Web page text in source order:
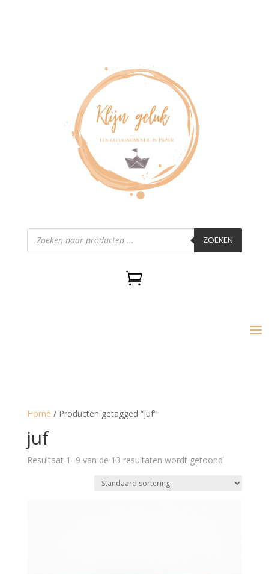
Producten
zoeken ZOEKEN

Home / Producten getagged “juf”
juf
Resultaat 1–9 van de 13 resultaten wordt getoond